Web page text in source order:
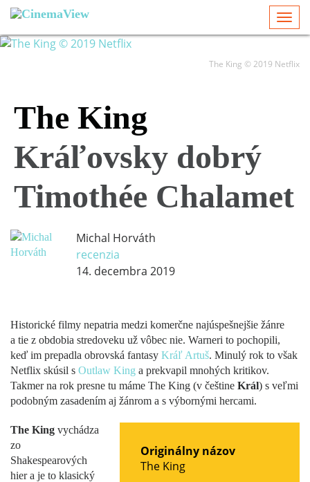
The King © 2019 Netflix
The King
Kráľovsky dobrý
Timothée Chalamet
Michal Horváth
recenzia
14. decembra 2019
Historické filmy nepatria medzi komerčne najúspešnejšie žánre
a tie z obdobia stredoveku už vôbec nie. Warneri to pochopili,
keď im prepadla obrovská fantasy Kráľ Artuš. Minulý rok to však
Netflix skúsil s Outlaw King a prekvapil mnohých kritikov.
Takmer na rok presne tu máme The King (v češtine Král) s veľmi
podobným zasadením aj žánrom a s výbornými hercami.
Originálny názov
The King
The King vychádza
zo
Shakespearových
hier a je to klasický